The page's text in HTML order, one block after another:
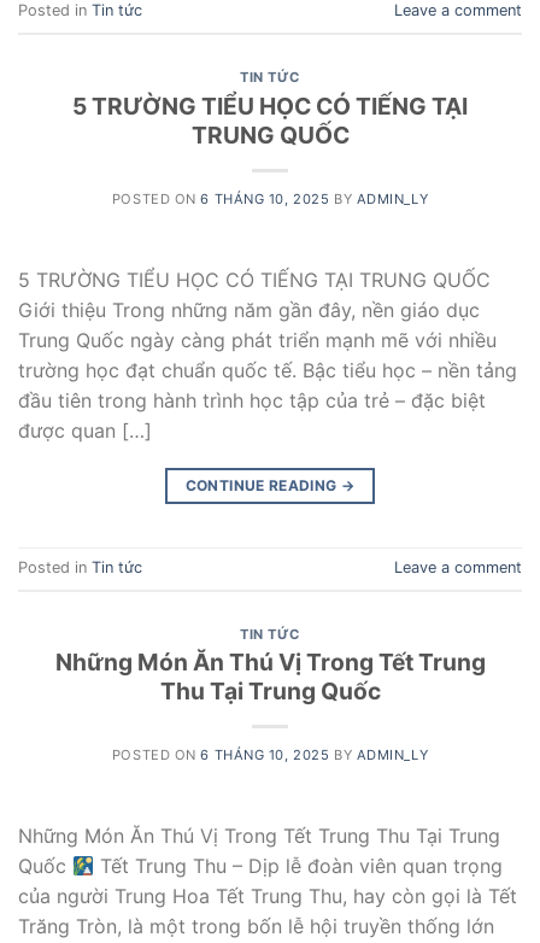
Posted in Tin tức Leave a comment
TIN TỨC
5 TRƯỜNG TIỂU HỌC CÓ TIẾNG TẠI
TRUNG QUỐC
POSTED ON6 THÁNG 10, 2025 BY ADMIN_LY
5 TRƯỜNG TIỂU HỌC CÓ TIẾNG TẠI TRUNG QUỐC
Giới thiệu Trong những năm gần đây, nền giáo dục
Trung Quốc ngày càng phát triển mạnh mẽ với nhiều
trường học đạt chuẩn quốc tế. Bậc tiểu học – nền tảng
đầu tiên trong hành trình học tập của trẻ – đặc biệt
được quan […]
CONTINUE READING →
Posted in Tin tức Leave a comment
TIN TỨC
Những Món Ăn Thú Vị Trong Tết Trung
Thu Tại Trung Quốc
POSTED ON6 THÁNG 10, 2025 BY ADMIN_LY
Những Món Ăn Thú Vị Trong Tết Trung Thu Tại Trung
Quốc
Tết Trung Thu – Dịp lễ đoàn viên quan trọng
của người Trung Hoa Tết Trung Thu, hay còn gọi là Tết
Trăng Tròn, là một trong bốn lễ hội truyền thống lớn